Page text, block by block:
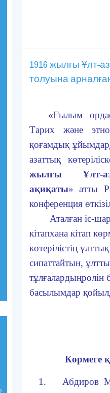
1916 жылғы Ұлт-
толуына
«Ғылым
Тарих және
қоғамдық
азаттық
жылғы Ұлт-
ақиқаты» атты
конференция
Аталған іс-
кітапхана кітап
көтерілістің
сипаттайтын,
тұлғалардыңролін
басылымдар
Көрмеге
1.
Абдиров